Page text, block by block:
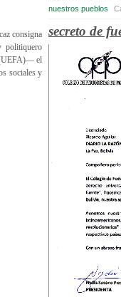
consigna
(UEFA)— el
sociales y
nuestros pueblos
secreto de